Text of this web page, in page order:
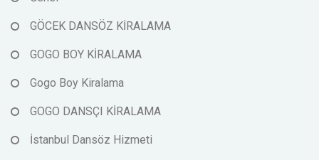
GÖCEK DANSÖZ KİRALAMA
GOGO BOY KİRALAMA
Gogo Boy Kiralama
GOGO DANSÇI KİRALAMA
İstanbul Dansöz Hizmeti